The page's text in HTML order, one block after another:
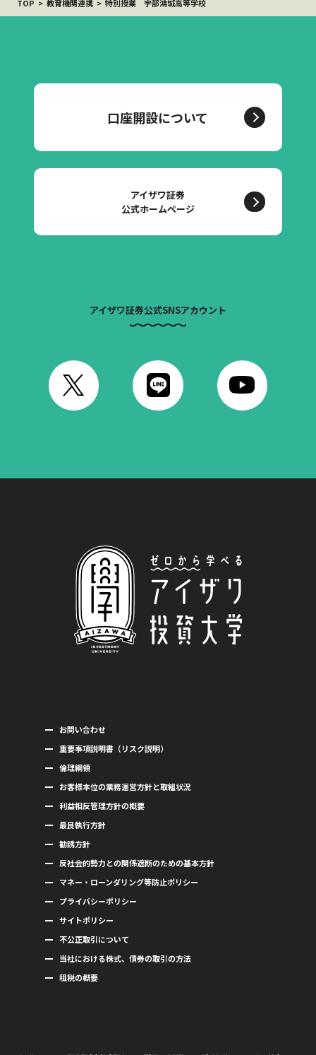
TOP 教育機関連携 特別授業 宇部鴻城高等学校
口座開設について
アイザワ証券
公式ホームページ
アイザワ証券公式SNSアカウント
お問い合わせ
重要事項説明書（リスク説明）
倫理綱領
お客様本位の業務運営方針と取組状況
利益相反管理方針の概要
最良執行方針
勧誘方針
反社会的勢力との関係遮断のための基本方針
マネー・ローンダリング等防止ポリシー
プライバシーポリシー
サイトポリシー
不公正取引について
当社における株式、債券の取引の方法
租税の概要